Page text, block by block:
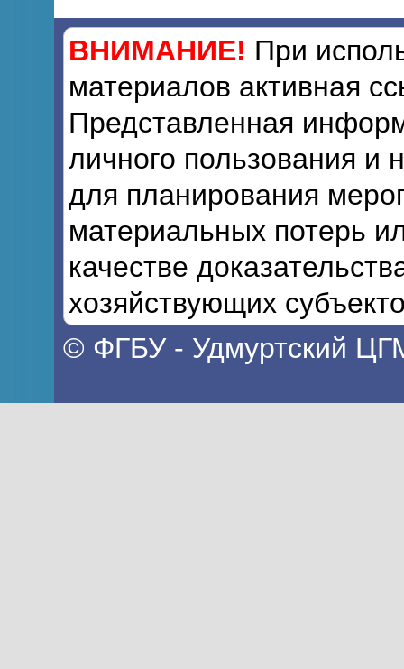
ВНИМАНИЕ! При
материалов активная
Представленная
личного пользования и
для планирования
материальных потерь
качестве
хозяйствующих
© ФГБУ - Удмуртский